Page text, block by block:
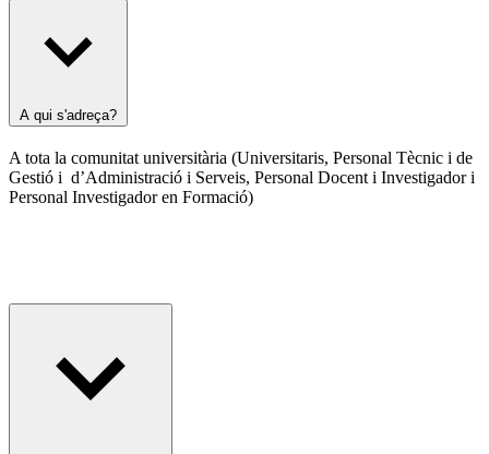
A qui s'adreça?
A tota la comunitat universitària (Universitaris, Personal Tècnic i de
Gestió i d’Administració i Serveis, Personal Docent i Investigador i
Personal Investigador en Formació)